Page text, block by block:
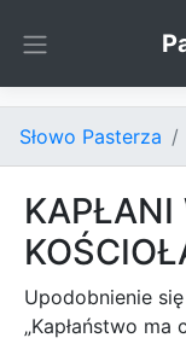
Słowo Pasterza
KAPŁANI
Upodobnienie
„Kapłaństwo ma